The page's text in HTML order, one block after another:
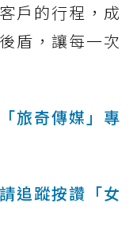
戶的行程，成
盾，讓每一次
旅奇傳媒」專
追蹤按讚「女